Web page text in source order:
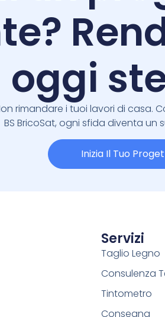
oggi
rimandare i tuoi lavori di casa.
BS BricoSat, ogni sfida diventa un
Inizia Il Tuo
Servizi
Taglio Legno
Consulenza
Tintometro
Consegna